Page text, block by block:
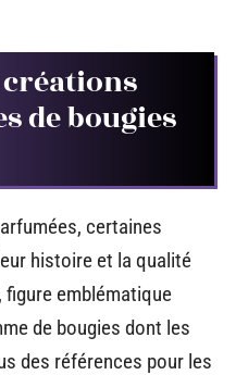
de bougies
certaines
histoire et la qualité
, figure emblématique
de bougies dont les
des références pour les